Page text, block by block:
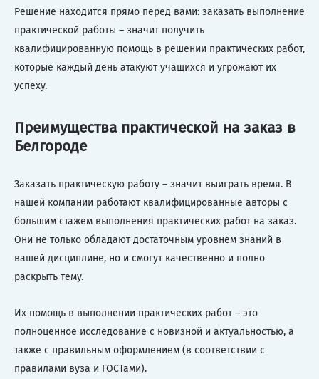
Решение находится прямо перед вами: заказать выполнение
практической работы – значит получить
квалифицированную помощь в решении практических работ,
которые каждый день атакуют учащихся и угрожают их
успеху.
Преимущества практической на заказ в
Белгороде
Заказать практическую работу – значит выиграть время. В
нашей компании работают квалифицированные авторы с
большим стажем выполнения практических работ на заказ.
Они не только обладают достаточным уровнем знаний в
вашей дисциплине, но и смогут качественно и полно
раскрыть тему.
Их помощь в выполнении практических работ – это
полноценное исследование с новизной и актуальностью, а
также с правильным оформлением (в соответствии с
правилами вуза и ГОСТами).